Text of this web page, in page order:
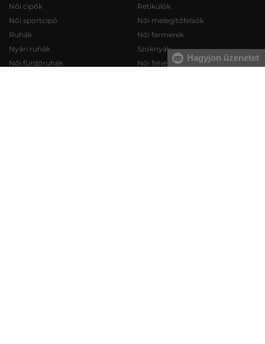
Női cipők
Női sportcipő
Ruhák
Nyári ruhák
Női fürdőruhák
Retikülök
Női melegítőfelsők
Női farmerek
Szoknyák
Női fehérneműk
Hagyjon üzenetet